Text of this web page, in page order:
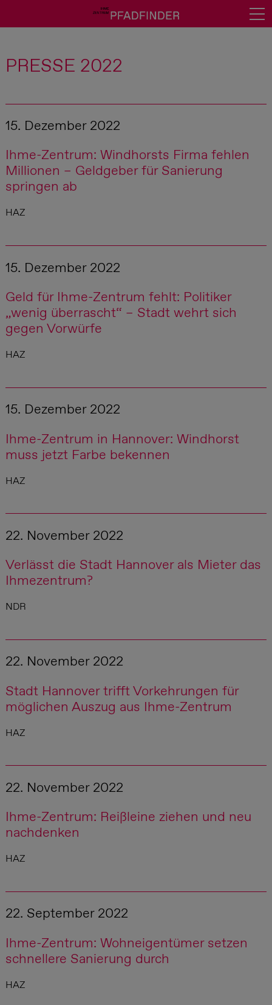
Deine Meinung?
Presse
Downloads / Verweise
Kontakt
Datenschutz
PRESSE 2022
15. Dezember 2022
Ihme-Zentrum: Windhorsts Firma fehlen
Millionen – Geldgeber für Sanierung
springen ab
HAZ
15. Dezember 2022
Geld für Ihme-Zentrum fehlt: Politiker
„wenig überrascht“ – Stadt wehrt sich
gegen Vorwürfe
HAZ
15. Dezember 2022
Ihme-Zentrum in Hannover: Windhorst
muss jetzt Farbe bekennen
HAZ
22. November 2022
Verlässt die Stadt Hannover als Mieter das
Ihmezentrum?
NDR
22. November 2022
Stadt Hannover trifft Vorkehrungen für
möglichen Auszug aus Ihme-Zentrum
HAZ
22. November 2022
Ihme-Zentrum: Reißleine ziehen und neu
nachdenken
HAZ
22. September 2022
Ihme-Zentrum: Wohneigentümer setzen
schnellere Sanierung durch
HAZ